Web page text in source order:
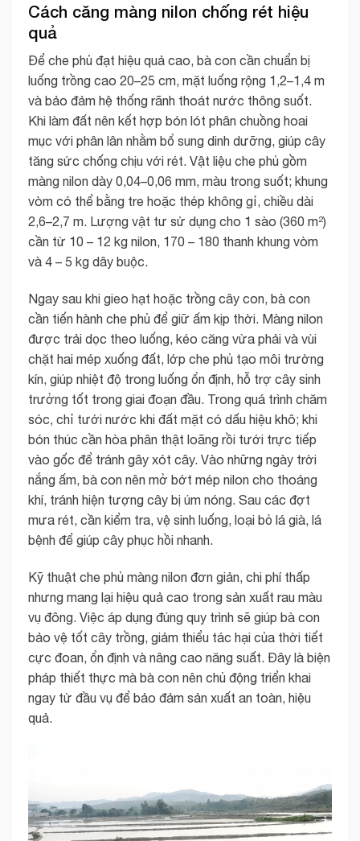
Cách căng màng nilon chống rét hiệu
quả
Để che phủ đạt hiệu quả cao, bà con cần chuẩn bị
luống trồng cao 20–25 cm, mặt luống rộng 1,2–1,4 m
và bảo đảm hệ thống rãnh thoát nước thông suốt.
Khi làm đất nên kết hợp bón lót phân chuồng hoai
mục với phân lân nhằm bổ sung dinh dưỡng, giúp cây
tăng sức chống chịu với rét. Vật liệu che phủ gồm
màng nilon dày 0,04–0,06 mm, màu trong suốt; khung
vòm có thể bằng tre hoặc thép không gỉ, chiều dài
2,6–2,7 m. Lượng vật tư sử dụng cho 1 sào (360 m²)
cần từ 10 – 12 kg nilon, 170 – 180 thanh khung vòm
và 4 – 5 kg dây buộc.
Ngay sau khi gieo hạt hoặc trồng cây con, bà con
cần tiến hành che phủ để giữ ấm kịp thời. Màng nilon
được trải dọc theo luống, kéo căng vừa phải và vùi
chặt hai mép xuống đất, lớp che phủ tạo môi trường
kín, giúp nhiệt độ trong luống ổn định, hỗ trợ cây sinh
trưởng tốt trong giai đoạn đầu. Trong quá trình chăm
sóc, chỉ tưới nước khi đất mặt có dấu hiệu khô; khi
bón thúc cần hòa phân thật loãng rồi tưới trực tiếp
vào gốc để tránh gây xót cây. Vào những ngày trời
nắng ấm, bà con nên mở bớt mép nilon cho thoáng
khí, tránh hiện tượng cây bị úm nóng. Sau các đợt
mưa rét, cần kiểm tra, vệ sinh luống, loại bỏ lá già, lá
bệnh để giúp cây phục hồi nhanh.
Kỹ thuật che phủ màng nilon đơn giản, chi phí thấp
nhưng mang lại hiệu quả cao trong sản xuất rau màu
vụ đông. Việc áp dụng đúng quy trình sẽ giúp bà con
bảo vệ tốt cây trồng, giảm thiểu tác hại của thời tiết
cực đoan, ổn định và nâng cao năng suất. Đây là biện
pháp thiết thực mà bà con nên chủ động triển khai
ngay từ đầu vụ để bảo đảm sản xuất an toàn, hiệu
quả.